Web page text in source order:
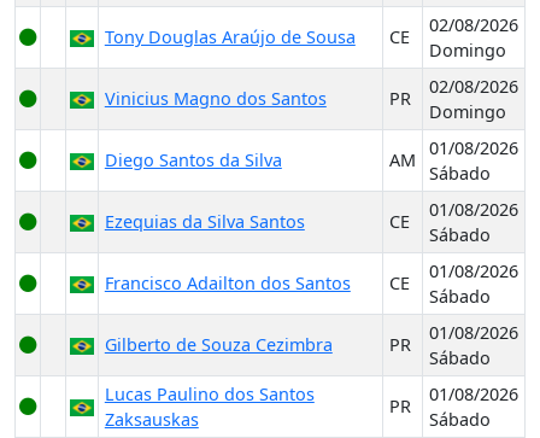
Tony Douglas Araújo de Sousa CE
02/08/2026
Domingo
Vinicius Magno dos Santos PR
02/08/2026
Domingo
Diego Santos da Silva AM
01/08/2026
Sábado
Ezequias da Silva Santos CE
01/08/2026
Sábado
Francisco Adailton dos Santos CE
01/08/2026
Sábado
Gilberto de Souza Cezimbra PR
01/08/2026
Sábado
Lucas Paulino dos Santos
Zaksauskas
PR
01/08/2026
Sábado